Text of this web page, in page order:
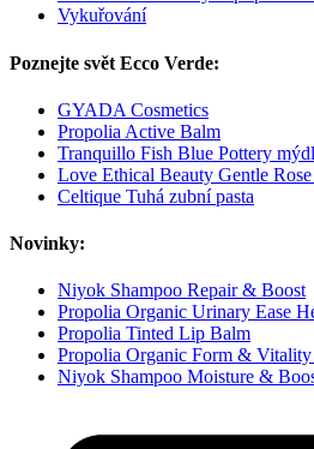
Vykuřování
Poznejte svět Ecco Verde:
GYADA Cosmetics
Propolia Active Balm
Tranquillo Fish Blue Pottery
Love Ethical Beauty Gentle
Celtique Tuhá zubní pasta
Novinky:
Niyok Shampoo Repair & Boost
Propolia Organic Urinary Ease
Propolia Tinted Lip Balm
Propolia Organic Form & Vitality
Niyok Shampoo Moisture &